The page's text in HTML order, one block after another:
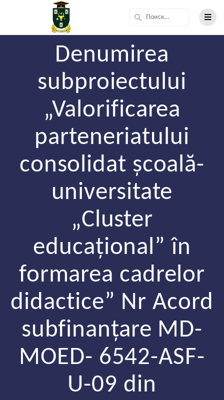
Denumirea
subproiectului
„Valorificarea
parteneriatului
consolidat școală-
universitate
„Cluster
educațional” în
formarea cadrelor
didactice” Nr Acord
subfinanțare MD-
MOED- 6542-ASF-
U-09 din